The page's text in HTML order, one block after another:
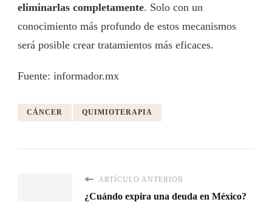
eliminarlas completamente. Solo con un
conocimiento más profundo de estos mecanismos
será posible crear tratamientos más eficaces.
Fuente: informador.mx
CÁNCER QUIMIOTERAPIA
ARTÍCULO ANTERIOR
¿Cuándo expira una deuda en México?